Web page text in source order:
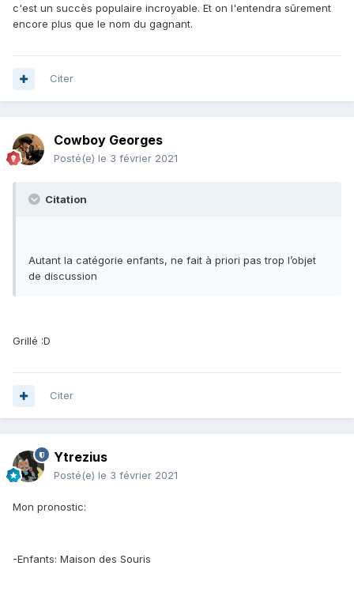
c'est un succès populaire incroyable. Et on l'entendra sûrement
encore plus que le nom du gagnant.
Citer
Cowboy Georges
Posté(e) le 3 février 2021
Citation
Autant la catégorie enfants, ne fait à priori pas trop l’objet
de discussion
Grillé :D
Citer
Ytrezius
Posté(e) le 3 février 2021
Mon pronostic:
-Enfants: Maison des Souris